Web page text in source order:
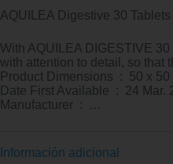
AQUILEA Digestive 30
With AQUILEA DIGESTIVE
with attention to detail, so that
Product
Date First Available ‏ :
Manufacturer ‏ : ‎ …
Información adicional